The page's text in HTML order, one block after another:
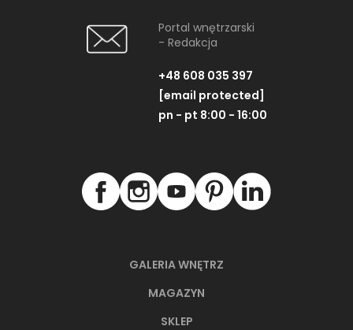
GALERIA WNĘTRZ
MAGAZYN
SKLEP
Portal wnętrzarski
- Redakcja
+48 608 035 397
[email protected]
pn - pt 8:00 - 16:00